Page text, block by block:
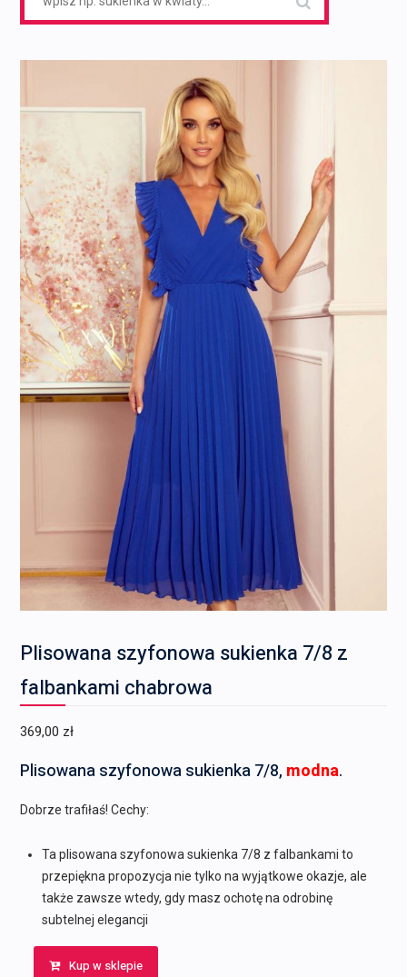
Plisowana szyfonowa sukienka 7/8 z
falbankami chabrowa
369,00 zł
Plisowana szyfonowa sukienka 7/8, modna.
Dobrze trafiłaś! Cechy:
Ta plisowana szyfonowa sukienka 7/8 z falbankami to
przepiękna propozycja nie tylko na wyjątkowe okazje, ale
także zawsze wtedy, gdy masz ochotę na odrobinę
subtelnej elegancji
Kup w sklepie